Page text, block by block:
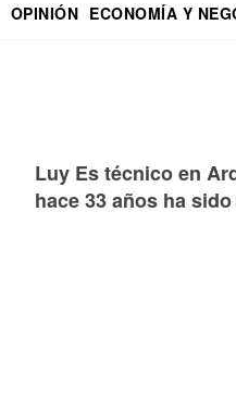
OPINIÓN ECONOMÍA Y
Luy Es técnico en
hace 33 años ha